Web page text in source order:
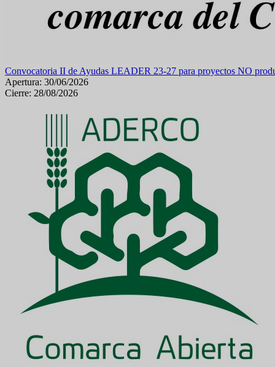
Convocatoria II de Ayudas LEADER 23-27 para proyectos NO
Apertura: 30/06/2026
Cierre: 28/08/2026